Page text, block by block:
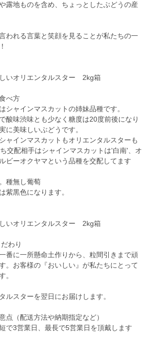
露地ものを含め、ちょっとしたぶどうの産
われる言葉と笑顔を見ることが私たちの一
いオリエンタルスター 2kg箱
べ方
シャインマスカットの姉妹品種です。
酸味渋味とも少なく糖度は20度前後になり
に美味しいぶどうです。
ャインマスカットもオリエンタルスターも
交配相手はシャインマスカットは'白南'、オ
ビーオクヤマという品種を交配してます
種無し葡萄
紫黒色になります。
いオリエンタルスター 2kg箱
わり
番に一所懸命土作りから、粒間引きまで頑
。お客様の『おいしい』が私たちにとって
。
ルスターを翌日にお届けします。
点（配送方法や納期指定など）
で3営業日、最長で5営業日を頂戴します